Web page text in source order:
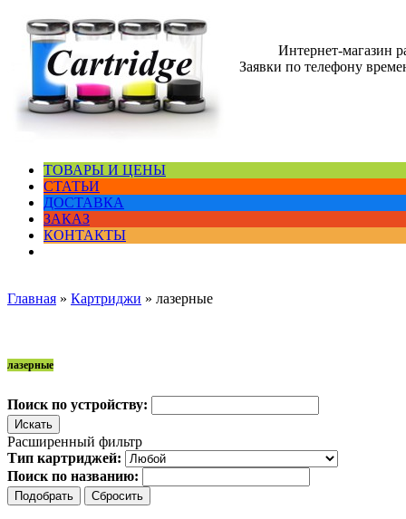
Интернет-магазин
Заявки по телефону
ТОВАРЫ И ЦЕНЫ
СТАТЬИ
ДОСТАВКА
ЗАКАЗ
КОНТАКТЫ
Главная » Картриджи » лазерные
лазерные
Поиск по устройству:
Расширенный фильтр
Тип картриджей:
Поиск по названию: